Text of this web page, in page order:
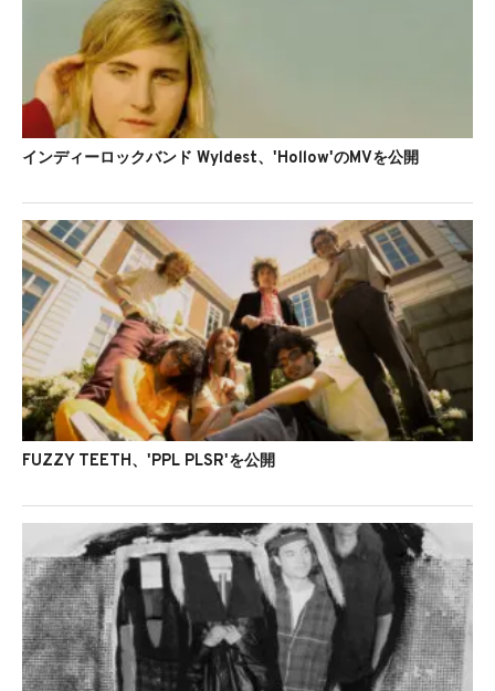
インディーロックバンド Wyldest、'Hollow'のMVを公開
FUZZY TEETH、'PPL PLSR'を公開